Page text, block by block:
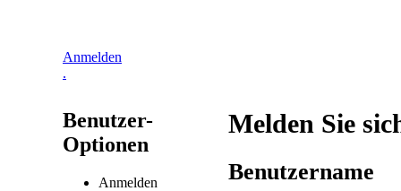
Anmelden
.
Benutzer-
Optionen
Anmelden
Melden Sie
Benutzername